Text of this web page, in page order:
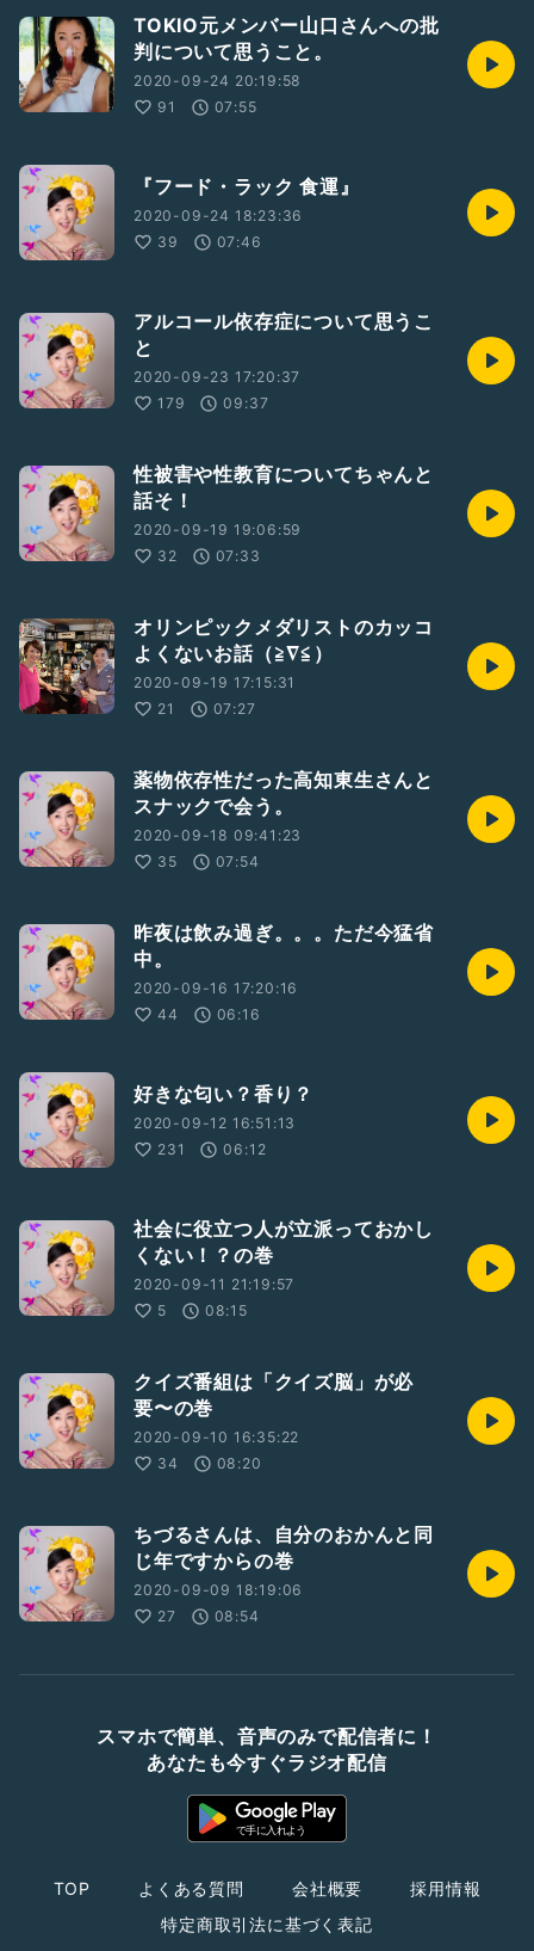
TOKIO元メンバー山口さんへの批
判について思うこと。
2020-09-24 20:19:58
91
07:55
『フード・ラック 食運』
2020-09-24 18:23:36
39
07:46
アルコール依存症について思うこ
と
2020-09-23 17:20:37
179
09:37
性被害や性教育についてちゃんと
話そ！
2020-09-19 19:06:59
32
07:33
オリンピックメダリストのカッコ
よくないお話（≧∇≦）
2020-09-19 17:15:31
21
07:27
薬物依存性だった高知東生さんと
スナックで会う。
2020-09-18 09:41:23
35
07:54
昨夜は飲み過ぎ。。。ただ今猛省
中。
2020-09-16 17:20:16
44
06:16
好きな匂い？香り？
2020-09-12 16:51:13
231
06:12
社会に役立つ人が立派っておかし
くない！？の巻
2020-09-11 21:19:57
5
08:15
クイズ番組は「クイズ脳」が必
要〜の巻
2020-09-10 16:35:22
34
08:20
ちづるさんは、自分のおかんと同
じ年ですからの巻
2020-09-09 18:19:06
27
08:54
スマホで簡単、音声のみで配信者に！
あなたも今すぐラジオ配信
TOP よくある質問 会社概要
採用情報
特定商取引法に基づく表記